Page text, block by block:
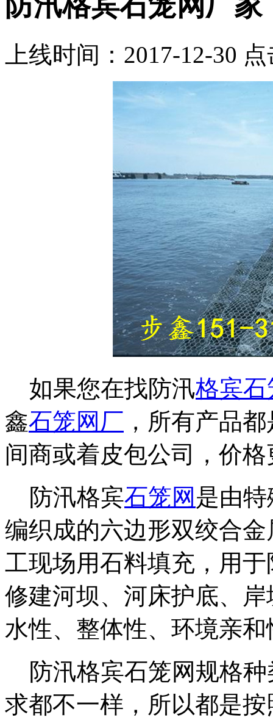
上线时间：2017-12-30
如果您在找防汛格宾石
鑫石笼网厂 ，所有产品
间商或着皮包公司，价
防汛格宾石笼网 是由
编织成的六边形双绞合
工现场用石料填充，用
修建河坝、河床护底、
水性、整体性、环境亲
防汛格宾石笼网规格种
求都不一样，所以都是